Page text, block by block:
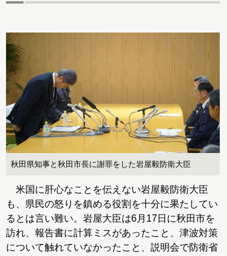
秋田県知事と秋田市長に謝罪をした岩屋毅防衛大臣
米国に肝心なことを伝えない岩屋毅防衛大臣
も、県民の怒りを鎮める役割を十分に果たしてい
るとは言い難い。岩屋大臣は6月17日に秋田市を
訪れ、報告書に計算ミスがあったこと、津波対策
について触れていなかったこと、説明会で防衛省